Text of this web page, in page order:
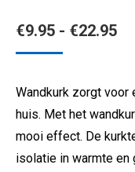
€9.95 - €22.95
Wandkurk zorgt voor
huis. Met het
mooi effect. De
isolatie in warmte en